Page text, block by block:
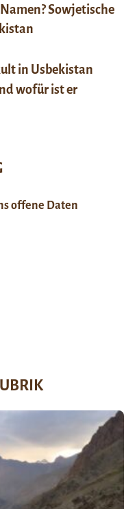
Sowjetische
in Usbekistan
wofür ist er
offene Daten